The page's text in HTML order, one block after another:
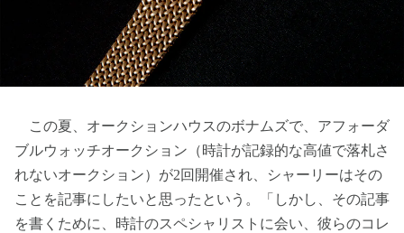
この夏、オークションハウスのボナムズで、アフォーダ
ブルウォッチオークション（時計が記録的な高値で落札さ
れないオークション）が2回開催され、シャーリーはその
ことを記事にしたいと思ったという。「しかし、その記事
を書くために、時計のスペシャリストに会い、彼らのコレ